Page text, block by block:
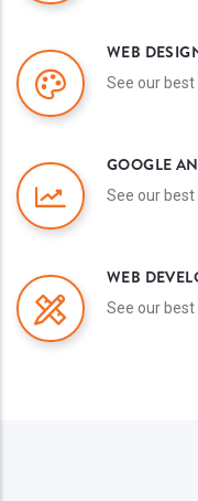
WEB
See our best
GOOGLE
See our best
WEB
See our best